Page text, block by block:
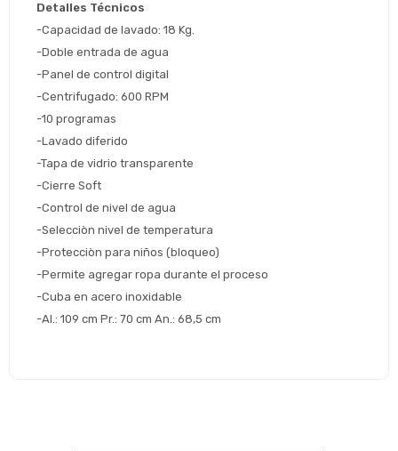
Detalles Técnicos
-Capacidad de lavado: 18 Kg.
-Doble entrada de agua
-Panel de control digital
-Centrifugado: 600 RPM
-10 programas
-Lavado diferido
-Tapa de vidrio transparente
-Cierre Soft
-Control de nivel de agua
-Selecciòn nivel de temperatura
-Protecciòn para niños (bloqueo)
-Permite agregar ropa durante el proceso
-Cuba en acero inoxidable
-Al.: 109 cm Pr.: 70 cm An.: 68,5 cm
Volver al inicio
Seleccioná Pago Después como metodo
de pago
preguntas@pagodespues.com.uy